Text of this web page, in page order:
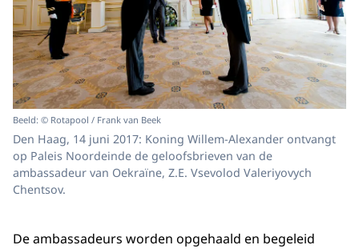
Beeld: © Rotapool / Frank van Beek
Den Haag, 14 juni 2017: Koning Willem-Alexander ontvangt
op Paleis Noordeinde de geloofsbrieven van de
ambassadeur van Oekraïne, Z.E. Vsevolod Valeriyovych
Chentsov.
De ambassadeurs worden opgehaald en begeleid